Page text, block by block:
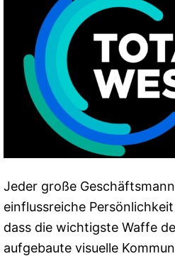
Jeder große
einflussreiche
dass die wichtigste Waffe
aufgebaute visuelle